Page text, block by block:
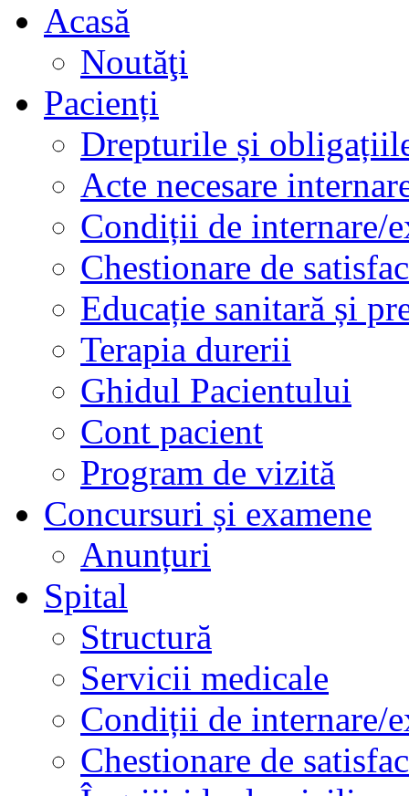
Acasă
Noutăţi
Pacienți
Drepturile și
Acte necesare
Condiții de internare/
Chestionare de
Educație sanitară și
Terapia durerii
Ghidul Pacientului
Cont pacient
Program de vizită
Concursuri și examene
Anunțuri
Spital
Structură
Servicii medicale
Condiții de internare/
Chestionare de